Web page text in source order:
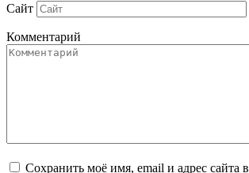
Сайт
Комментарий
Сохранить моё имя, email и адрес сайта